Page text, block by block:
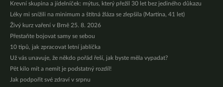
Krevní skupina a jídelníček: mýtus, který přežil 30 let bez jediného důkazu
Léky mi snížili na minimum a štítná žláza se zlepšila (Martina, 41 let)
Živý kurz vaření v Brně 25. 8. 2026
Přestaňte bojovat samy se sebou
10 tipů, jak zpracovat letní jablíčka
Už vás unavuje, že někdo pořád řeší, jak byste měla vypadat?
Pět kilo mít a nemít je podstatný rozdíl!
Jak podpořit své zdraví v srpnu